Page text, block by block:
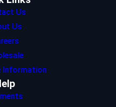
Us
Us
Information